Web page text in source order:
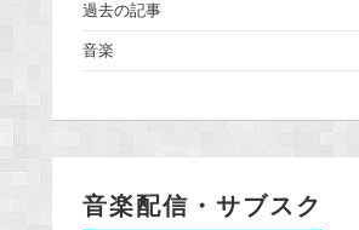
過去の記事
音楽
音楽配信・サブスク